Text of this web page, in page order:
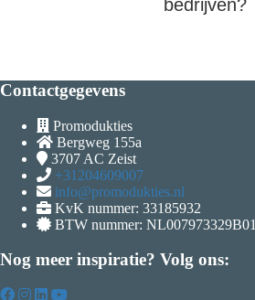
bedrijven?
Contactgegevens
Promodukties
Bergweg 155a
3707 AC Zeist
+31204609007
info@promodukties.nl
KvK nummer: 33185932
BTW nummer: NL007973329B01
Nog meer inspiratie? Volg ons: